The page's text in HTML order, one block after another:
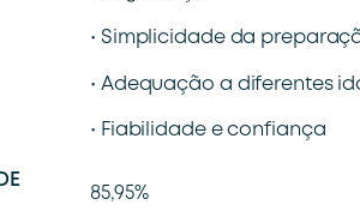
• Simplicidade da
• Adequação a diferentes
• Fiabilidade e confiança
85,95%